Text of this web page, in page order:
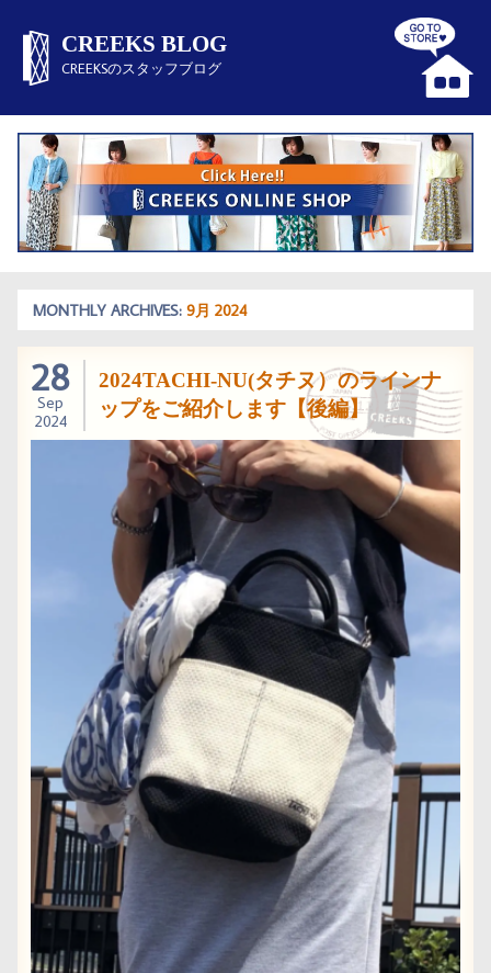
CREEKS BLOG
CREEKSのスタッフブログ
MONTHLY ARCHIVES:9月 2024
28
Sep
2024
2024TACHI-NU(タチヌ）のラインナ
ップをご紹介します【後編】